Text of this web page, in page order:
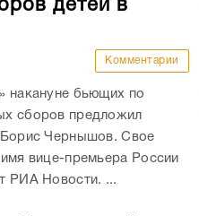
детей в
Комментарии
накануне бьющих по
сборов предложил
Борис Чернышов. Свое
вице-премьера России
РИА Новости. ...